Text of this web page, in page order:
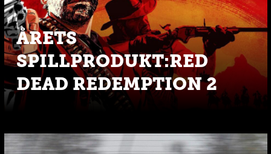
ÅRETS
SPILLPRODUKT:RED
DEAD REDEMPTION 2